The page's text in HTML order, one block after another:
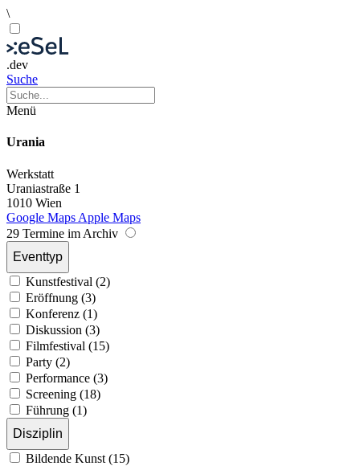
\
.dev
Suche
Menü
Urania
Werkstatt
Uraniastraße 1
1010 Wien
Google Maps Apple Maps
29 Termine im Archiv
Eventtyp
Kunstfestival (2)
Eröffnung (3)
Konferenz (1)
Diskussion (3)
Filmfestival (15)
Party (2)
Performance (3)
Screening (18)
Führung (1)
Disziplin
Bildende Kunst (15)